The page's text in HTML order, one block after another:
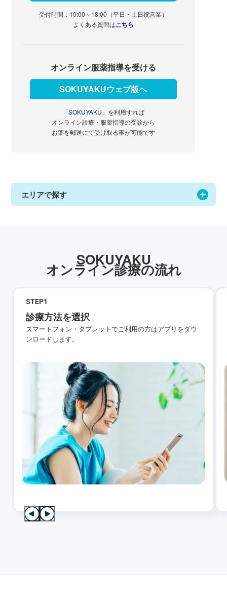
受付時間：10:00～18:00（平日・土日祝営業）
よくある質問はこちら
オンライン服薬指導を受ける
SOKUYAKUウェブ版へ
「SOKUYAKU」 を利用すれば
オンライン診療・服薬指導の受診から
お薬を郵送にて受け取る事が可能です
エリアで探す
SOKUYAKU
オンライン診療の流れ
STEP1
診療方法を選択
スマートフォン・タブレットでご利用の方はアプリをダウ
ンロードします。